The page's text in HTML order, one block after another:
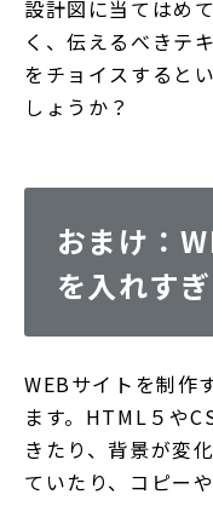
設計図に当てはめ
く、伝えるべきテ
をチョイスすると
しょうか？
おまけ：
を入れす
WEBサイトを制作
ます。HTML５や
きたり、背景が変
ていたり、コピー